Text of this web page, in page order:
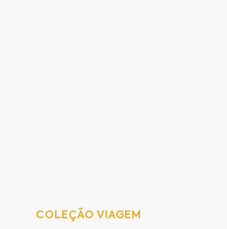
COLEÇÃO VIAGEM